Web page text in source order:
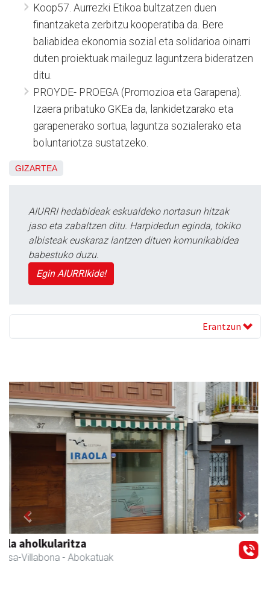
Koop57. Aurrezki Etikoa bultzatzen duen
finantzaketa zerbitzu kooperatiba da. Bere
baliabidea ekonomia sozial eta solidarioa oinarri
duten proiektuak maileguz laguntzera bideratzen
ditu.
PROYDE- PROEGA (Promozioa eta Garapena).
Izaera pribatuko GKEa da, lankidetzarako eta
garapenerako sortua, laguntza sozialerako eta
boluntariotza sustatzeko.
GIZARTEA
AIURRI hedabideak eskualdeko nortasun hitzak
jaso eta zabaltzen ditu. Harpidedun eginda, tokiko
albisteak euskaraz lantzen dituen komunikabidea
babestuko duzu.
Egin AIURRIkide!
Erantzun
Kiwi Corner English
Andoain - Akademiak
Previous Next